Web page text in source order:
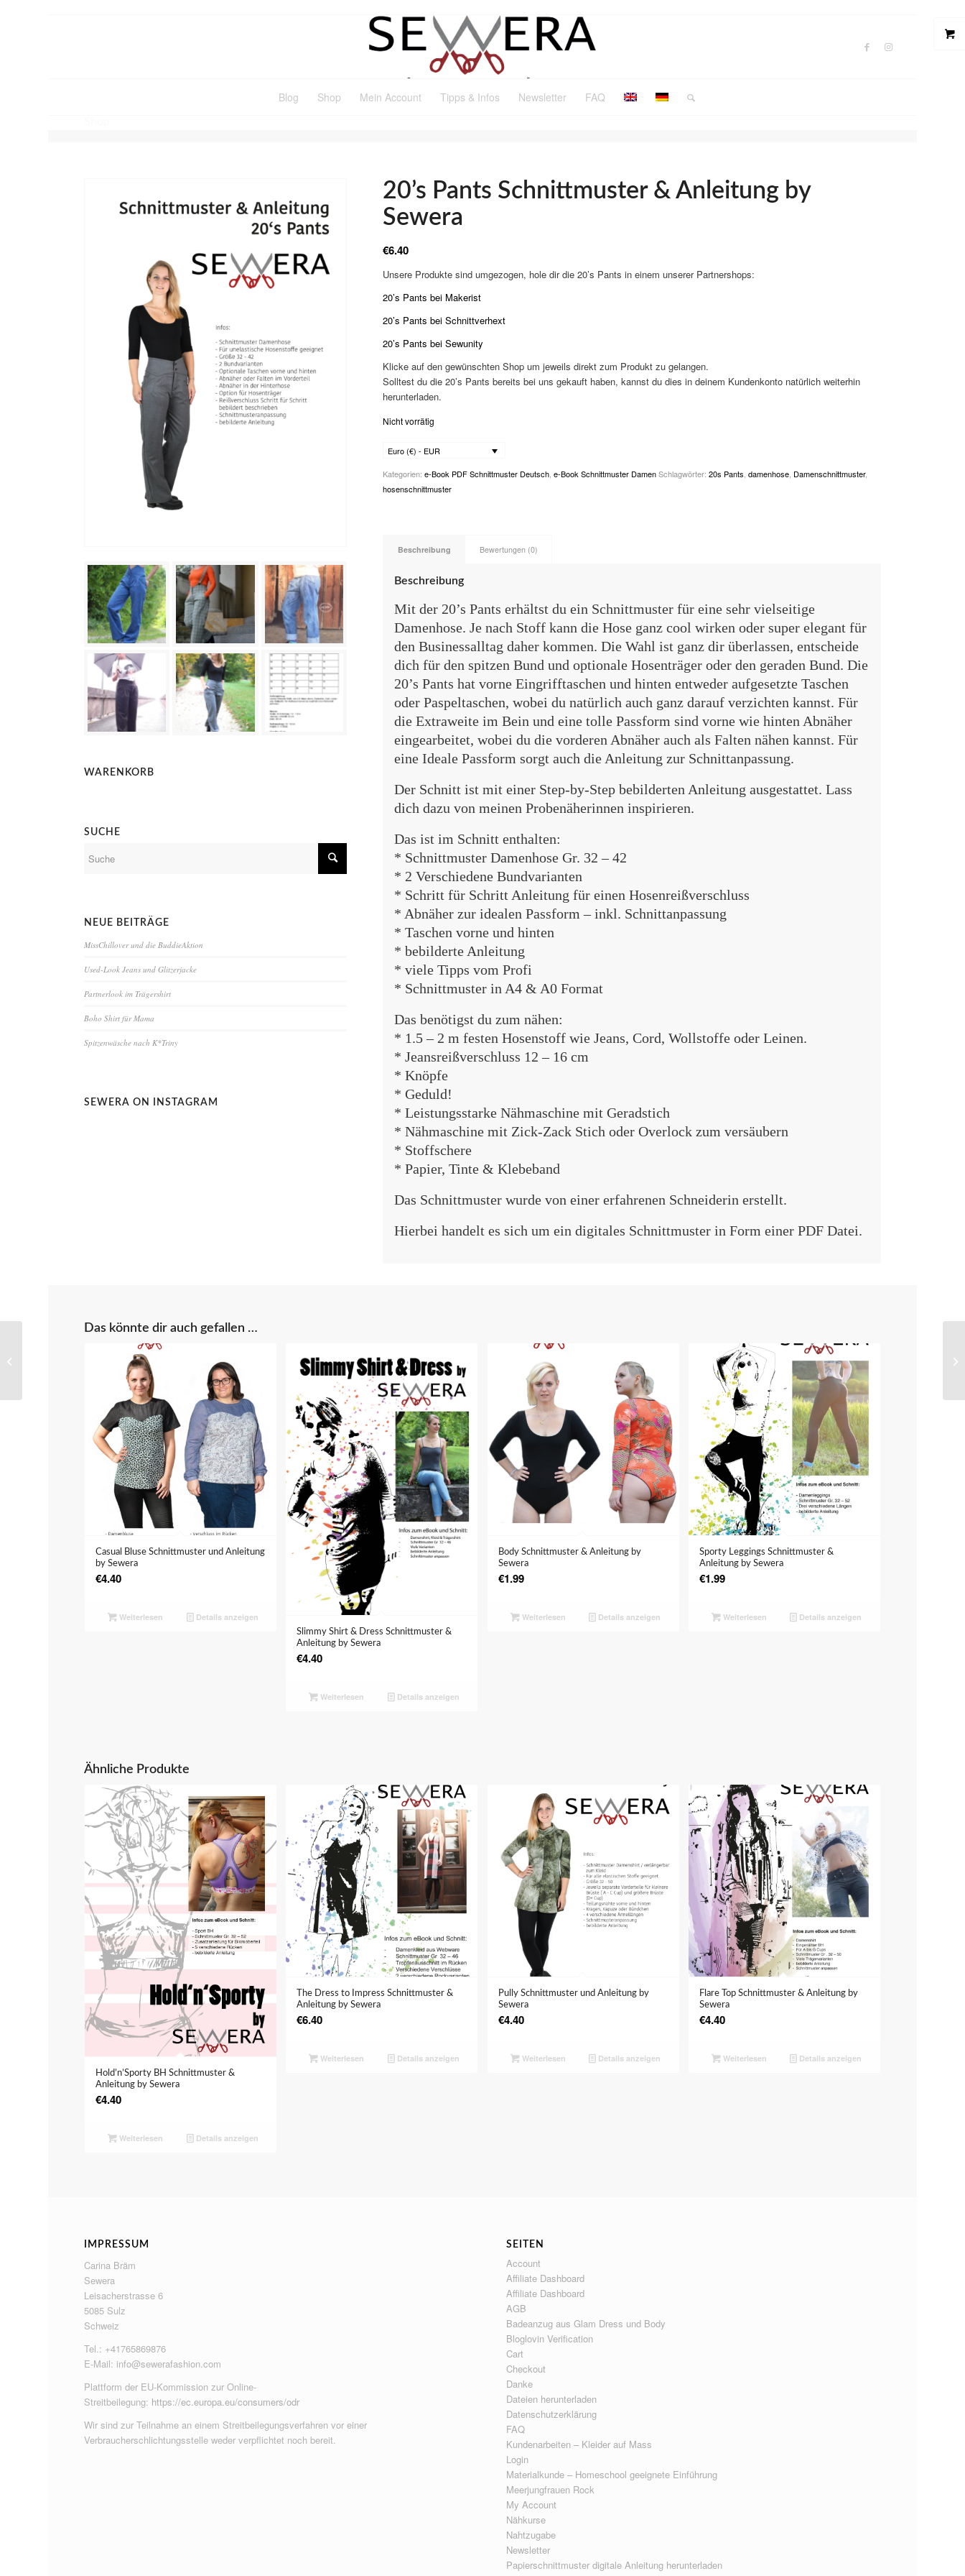
Blog Shop Mein Account Tipps & Infos Newsletter FAQ
WARENKORB
SUCHE
NEUE BEITRÄGE
MissChillover und die BuddieAktion
Used-Look Jeans und Glitzerjacke
Partnerlook im Trägershirt
Boho Shirt für Mama
Spitzenwäsche nach K*Triny
SEWERA ON INSTAGRAM
20’s Pants Schnittmuster & Anleitung by
Sewera
€6.40
Unsere Produkte sind umgezogen, hole dir die 20’s Pants in einem unserer Partnershops:
20’s Pants bei Makerist
20’s Pants bei Schnittverhext
20’s Pants bei Sewunity
Klicke auf den gewünschten Shop um jeweils direkt zum Produkt zu gelangen.
Solltest du die 20’s Pants bereits bei uns gekauft haben, kannst du dies in deinem Kundenkonto natürlich weiterhin
herunterladen.
Nicht vorrätig
Euro (€) - EUR
Kategorien:e-Book PDF Schnittmuster Deutsch ,e-Book Schnittmuster Damen Schlagwörter:20s Pants ,damenhose Damenschnittmuster,
hosenschnittmuster
Beschreibung Bewertungen (0)
Beschreibung
Mit der 20’s Pants erhältst du ein Schnittmuster für eine sehr vielseitige
Damenhose. Je nach Stoff kann die Hose ganz cool wirken oder super elegant für
den Businessalltag daher kommen. Die Wahl ist ganz dir überlassen, entscheide
dich für den spitzen Bund und optionale Hosenträger oder den geraden Bund. Die
20’s Pants hat vorne Eingrifftaschen und hinten entweder aufgesetzte Taschen
oder Paspeltaschen, wobei du natürlich auch ganz darauf verzichten kannst. Für
die Extraweite im Bein und eine tolle Passform sind vorne wie hinten Abnäher
eingearbeitet, wobei du die vorderen Abnäher auch als Falten nähen kannst. Für
eine Ideale Passform sorgt auch die Anleitung zur Schnittanpassung.
Der Schnitt ist mit einer Step-by-Step bebilderten Anleitung ausgestattet. Lass
dich dazu von meinen Probenäherinnen inspirieren.
Das ist im Schnitt enthalten:
* Schnittmuster Damenhose Gr. 32 – 42
* 2 Verschiedene Bundvarianten
* Schritt für Schritt Anleitung für einen Hosenreißverschluss
* Abnäher zur idealen Passform – inkl. Schnittanpassung
* Taschen vorne und hinten
* bebilderte Anleitung
* viele Tipps vom Profi
* Schnittmuster in A4 & A0 Format
Das benötigst du zum nähen:
* 1.5 – 2 m festen Hosenstoff wie Jeans, Cord, Wollstoffe oder Leinen.
* Jeansreißverschluss 12 – 16 cm
* Knöpfe
* Geduld!
* Leistungsstarke Nähmaschine mit Geradstich
* Nähmaschine mit Zick-Zack Stich oder Overlock zum versäubern
* Stoffschere
* Papier, Tinte & Klebeband
Das Schnittmuster wurde von einer erfahrenen Schneiderin erstellt.
Hierbei handelt es sich um ein digitales Schnittmuster in Form einer PDF Datei.
Das könnte dir auch gefallen …
Casual Bluse Schnittmuster und Anleitung
by Sewera
€4.40
Weiterlesen Details anzeigen
Slimmy Shirt & Dress Schnittmuster &
Anleitung by Sewera
€4.40
Weiterlesen Details anzeigen
Body Schnittmuster & Anleitung by
Sewera
€1.99
Weiterlesen Details anzeigen
Sporty Leggings Schnittmuster &
Anleitung by Sewera
€1.99
Weiterlesen Details anzeigen
Ähnliche Produkte
Hold’n’Sporty BH Schnittmuster &
Anleitung by Sewera
€4.40
Weiterlesen Details anzeigen
The Dress to Impress Schnittmuster &
Anleitung by Sewera
€6.40
Weiterlesen Details anzeigen
Pully Schnittmuster und Anleitung by
Sewera
€4.40
Weiterlesen Details anzeigen
Flare Top Schnittmuster & Anleitung by
Sewera
€4.40
Weiterlesen Details anzeigen
IMPRESSUM
Carina Bräm
Sewera
Leisacherstrasse 6
5085 Sulz
Schweiz
Tel.: +41765869876
E-Mail: info@sewerafashion.com
Plattform der EU-Kommission zur Online-
Streitbeilegung: https://ec.europa.eu/consumers/odr
Wir sind zur Teilnahme an einem Streitbeilegungsverfahren vor einer
Verbraucherschlichtungsstelle weder verpflichtet noch bereit.
SEITEN
Account
Affiliate Dashboard
Affiliate Dashboard
AGB
Badeanzug aus Glam Dress und Body
Bloglovin Verification
Cart
Checkout
Danke
Dateien herunterladen
Datenschutzerklärung
FAQ
Kundenarbeiten – Kleider auf Mass
Login
Materialkunde – Homeschool geeignete Einführung
Meerjungfrauen Rock
My Account
Nähkurse
Nahtzugabe
Newsletter
Papierschnittmuster digitale Anleitung herunterladen